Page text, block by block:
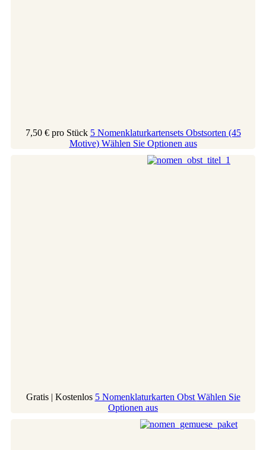
7,50 € pro Stück 5 Nomenklaturkartensets Obstsorten (45
Motive) Wählen Sie Optionen aus
Gratis | Kostenlos 5 Nomenklaturkarten Obst Wählen Sie
Optionen aus